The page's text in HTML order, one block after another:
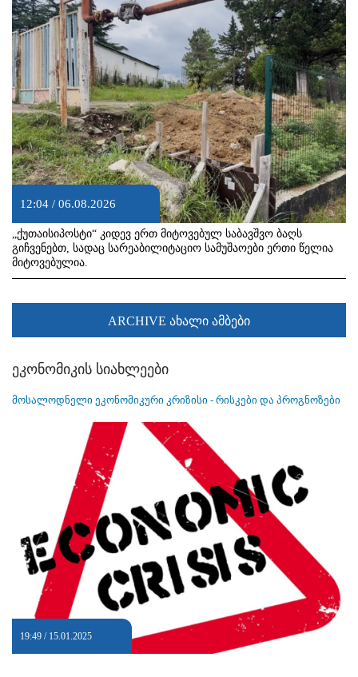
12:04 / 06.08.2026
„ქუთაისიპოსტი“ კიდევ ერთ მიტოვებულ საბავშვო ბაღს
გიჩვენებთ, სადაც სარეაბილიტაციო სამუშაოები ერთი წელია
მიტოვებულია.
ARCHIVE ახალი ამბები
ეკონომიკის სიახლეები
მოსალოდნელი ეკონომიკური კრიზისი - რისკები და პროგნოზები
19:49 / 15.01.2025